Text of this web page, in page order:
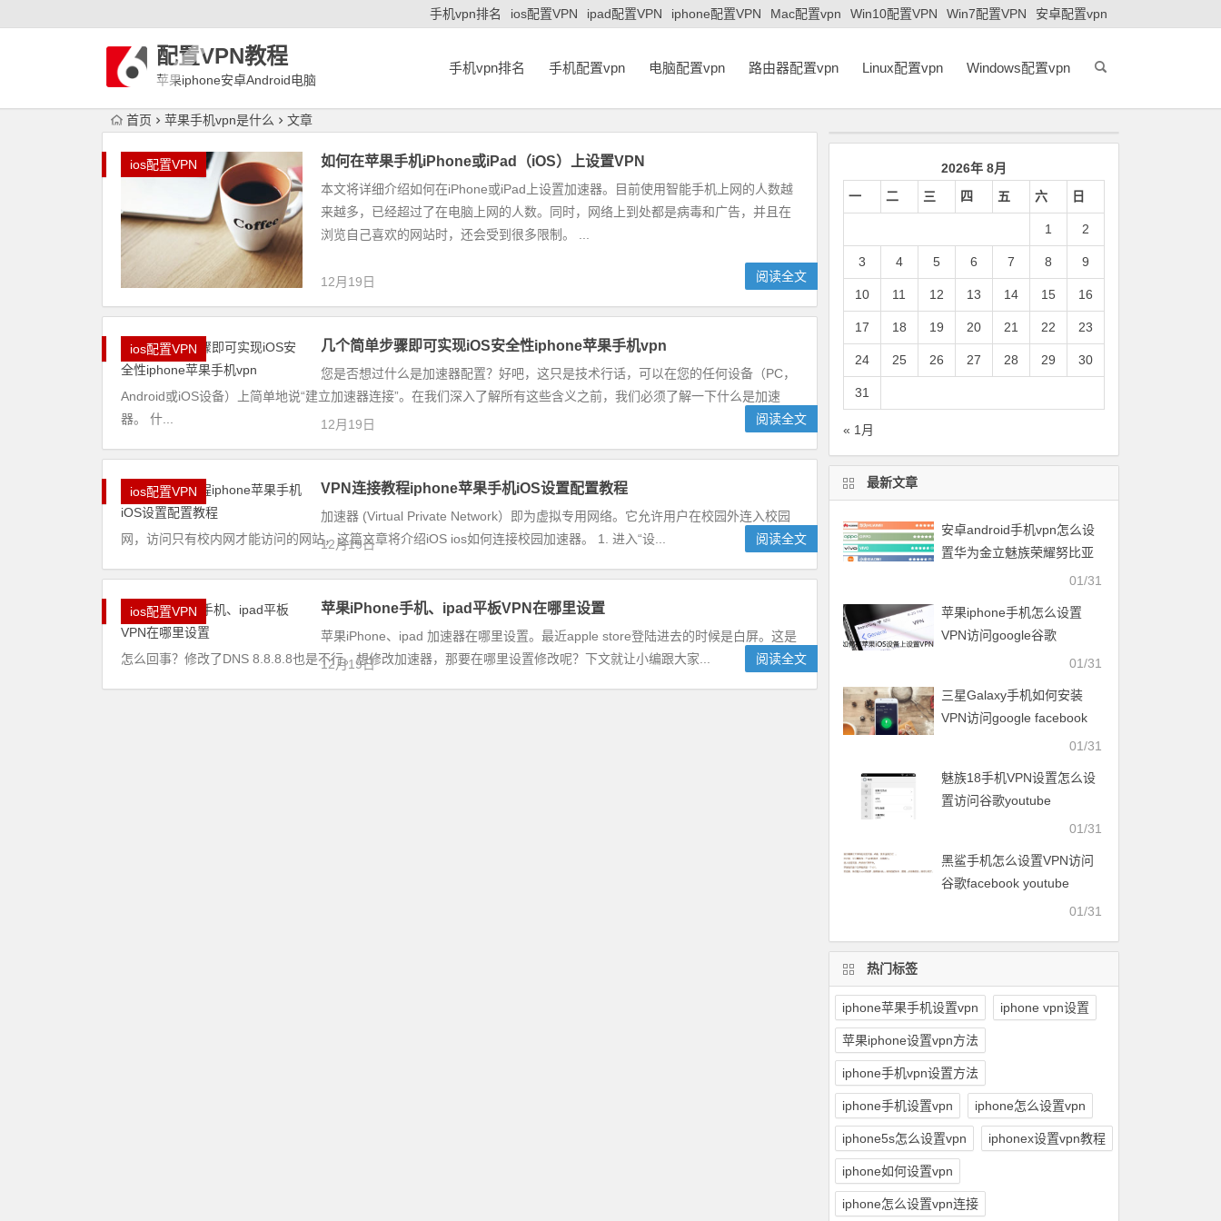
手机vpn排名 ios配置VPN ipad配置VPN iphone配置VPN Mac配置vpn Win10配置VPN Win7配置VPN 安卓配置vpn
配置VPN教程
苹果iphone安卓Android电脑
手机vpn排名 手机配置vpn 电脑配置vpn 路由器配置vpn Linux配置vpn Windows配置vpn
首页 苹果手机vpn是什么 文章
ios配置VPN 如何在苹果手机iPhone或iPad（iOS）上设置VPN
本文将详细介绍如何在iPhone或iPad上设置加速器。目前使用智能手机上网的人数越
来越多，已经超过了在电脑上网的人数。同时，网络上到处都是病毒和广告，并且在
浏览自己喜欢的网站时，还会受到很多限制。 ...
12月19日 阅读全文
ios配置VPN 几个简单步骤即可实现iOS安全性iphone苹果手机vpn
您是否想过什么是加速器配置？好吧，这只是技术行话，可以在您的任何设备（PC，
Android或iOS设备）上简单地说“建立加速器连接”。在我们深入了解所有这些含义之前，我们必须了解一下什么是加速
器。 什...
12月19日 阅读全文
ios配置VPN VPN连接教程iphone苹果手机iOS设置配置教程
加速器 (Virtual Private Network）即为虚拟专用网络。它允许用户在校园外连入校园
网，访问只有校内网才能访问的网站，这篇文章将介绍iOS ios如何连接校园加速器。 1. 进入“设...
12月19日 阅读全文
ios配置VPN 苹果iPhone手机、ipad平板VPN在哪里设置
苹果iPhone、ipad 加速器在哪里设置。最近apple store登陆进去的时候是白屏。这是
怎么回事？修改了DNS 8.8.8.8也是不行。想修改加速器，那要在哪里设置修改呢？下文就让小编跟大家...
12月19日 阅读全文
2026年 8月
一
二 三 四 五 六 日
1 2
3 4 5 6 7 8 9
10 11 12 13 14 15 16
17 18 19 20 21 22 23
24 25 26 27 28 29 30
31
« 1月
最新文章
安卓android手机vpn怎么设
置华为金立魅族荣耀努比亚
一加vivo小米OPPO中兴联想
01/31
苹果iphone手机怎么设置
VPN访问google谷歌
01/31
三星Galaxy手机如何安装
VPN访问google facebook
01/31
魅族18手机VPN设置怎么设
置访问谷歌youtube
01/31
黑鲨手机怎么设置VPN访问
谷歌facebook youtube
01/31
热门标签
iphone苹果手机设置vpn iphone vpn设置
苹果iphone设置vpn方法
iphone手机vpn设置方法
iphone手机设置vpn iphone怎么设置vpn
iphone5s怎么设置vpn iphonex设置vpn教程
iphone如何设置vpn
iphone怎么设置vpn连接